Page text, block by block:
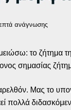
ανάγνωσης
το ζήτημα
σημασίας
Μας το
πολλά